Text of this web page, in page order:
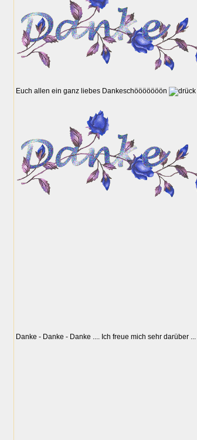
Euch allen ein ganz liebes Dankeschööööööön
Danke - Danke - Danke .... Ich freue mich sehr darüber ...